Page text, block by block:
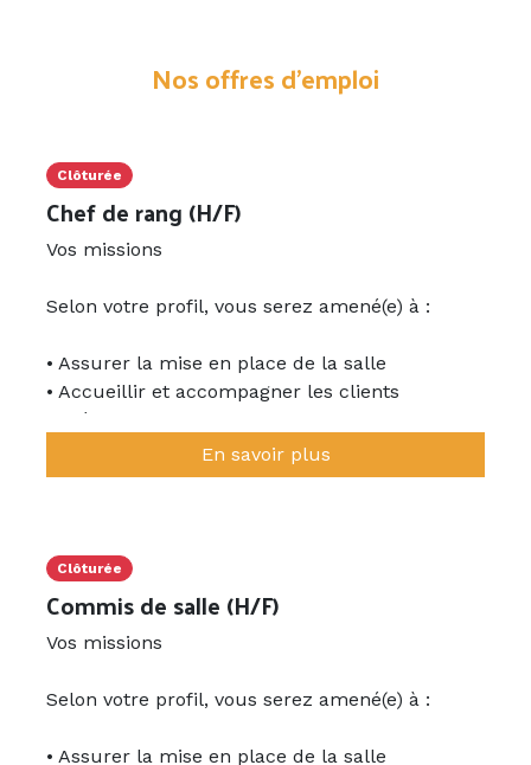
Nos offres d'emploi
Clôturée
Chef de rang (H/F)
Vos missions
Selon votre profil, vous serez amené(e) à :
• Assurer la mise en place de la salle
• Accueillir et accompagner les clients
• Présenter les plats et participer au service
• Assurer le bon déroulement du service et la
coordination avec la cuisine
salle
Le poste peut évoluer selon votre expérience.
En savoir plus
Clôturée
Commis de salle (H/F)
Vos missions
Selon votre profil, vous serez amené(e) à :
• Assurer la mise en place de la salle